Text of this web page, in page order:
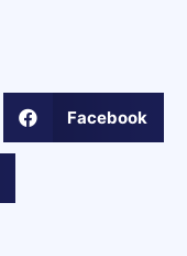
Facebook